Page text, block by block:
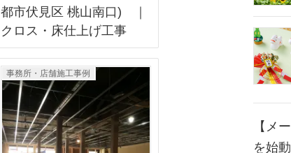
都市伏見区 桃山南口) ｜
クロス・床仕上げ工事
事務所・店舗施工事例
【メ
を始